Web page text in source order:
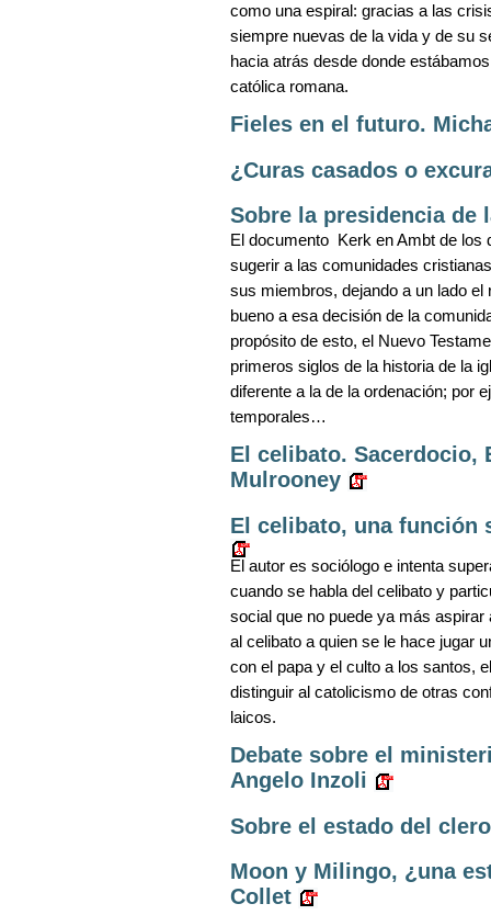
como una espiral: gracias a las
siempre nuevas de la vida y de su
hacia atrás desde donde
católica romana.
Fieles en el futuro.
¿Curas casados o
Sobre la presidencia de
El documento Kerk en Ambt de los
sugerir a las comunidades
sus miembros, dejando a un lado
bueno a esa decisión de la
propósito de esto, el Nuevo
primeros siglos de la historia de la
diferente a la de la ordenación; por
temporales…
El celibato. Sacerdocio,
Mulrooney
El celibato, una función
El autor es sociólogo e intenta
cuando se habla del celibato y
social que no puede ya más
al celibato a quien se le hace jugar
con el papa y el culto a los santos,
distinguir al catolicismo de otras
laicos.
Debate sobre el
Angelo Inzoli
Sobre el estado del
Moon y Milingo, ¿una
Collet